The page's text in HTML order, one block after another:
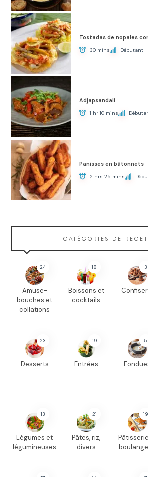
Tostadas de nopales
30 mins Débutant
Adjapsandali
1 hr 10 mins
Panisses en bâtonnets
2 hrs 25 mins
CATÉGORIES DE
24
Amuse-
bouches et
collations
18
Boissons et
cocktails
3
23
Desserts
19
Entrées
5
13
Légumes et
légumineuses
21
Pâtes, riz,
divers
19